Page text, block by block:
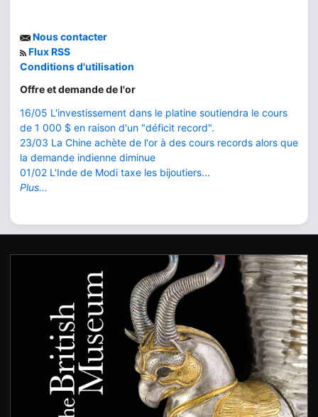
Nous contacter
Flux RSS
Conditions d'utilisation
Offre et demande de l'or
16/05 L'investissement dans le platine soutiendra le cours
de 1 000 $ en raison d'un "déficit record".
23/03 La Chine achète de l'or à des cours records alors que
la demande indienne diminue
01/02 L'Inde de Modi taxe les bijoutiers...
Plus...